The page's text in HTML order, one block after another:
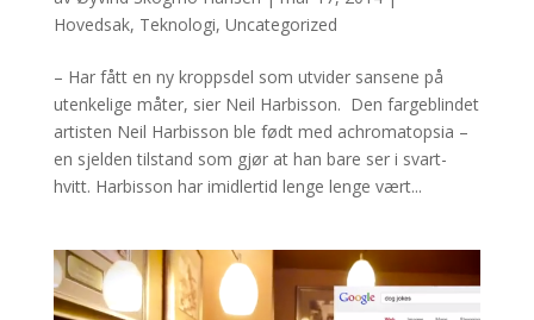
Hovedsak, Teknologi, Uncategorized
– Har fått en ny kroppsdel som utvider sansene på
utenkelige måter, sier Neil Harbisson. Den fargeblindet
artisten Neil Harbisson ble født med achromatopsia –
en sjelden tilstand som gjør at han bare ser i svart-
hvitt. Harbisson har imidlertid lenge lenge vært...